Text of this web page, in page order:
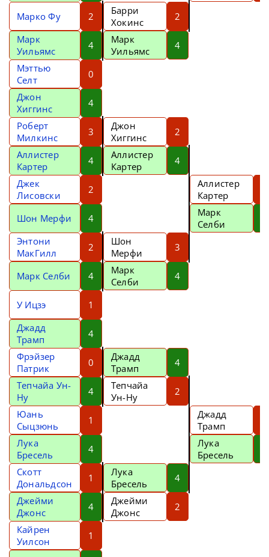
Марко Фу 2
Барри
Хокинс
2
Марк
Уильямс
4
Марк
Уильямс
4
Мэттью
Селт
0
Джон
Хиггинс
4
Роберт
Милкинс
3
Джон
Хиггинс
2
Аллистер
Картер
4
Аллистер
Картер
4
Джек
Лисовски
2
Аллистер
Картер
Шон Мерфи 4
Марк
Селби
Энтони
МакГилл
2
Шон
Мерфи
3
Марк Селби 4
Марк
Селби
4
У Ицзэ
1
Джадд
Трамп
4
Фрэйзер
Патрик
0
Джадд
Трамп
4
Тепчайа Ун-
Ну
4
Тепчайа
Ун-Ну
2
Юань
Сыцзюнь
1
Джадд
Трамп
Лука
Бресель
4
Лука
Бресель
Скотт
Дональдсон
1
Лука
Бресель
4
Джейми
Джонс
4
Джейми
Джонс
2
Кайрен
Уилсон
1